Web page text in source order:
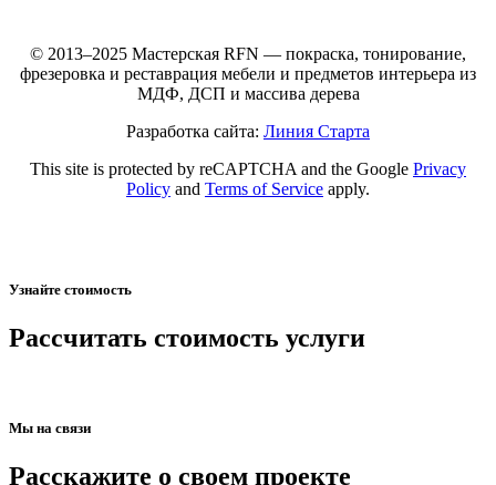
© 2013–2025 Мастерская RFN — покраска, тонирование,
фрезеровка и реставрация мебели и предметов интерьера из
МДФ, ДСП и массива дерева
Разработка сайта: Линия Старта
This site is protected by reCAPTCHA and the Google Privacy
Policy and Terms of Service apply.
Узнайте стоимость
Рассчитать стоимость услуги
Мы на связи
Расскажите о своем проекте